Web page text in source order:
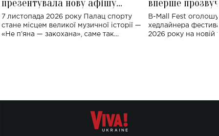
презентувала нову афішу
великого концерту в Палаці
спорту
7 листопада 2026 року Палац спорту
стане місцем великої музичної історії —
«Не пʼяна — закохана», саме так
вперше
Україні: де
B-Mall Fest
хедлайнера
2026 року на новій